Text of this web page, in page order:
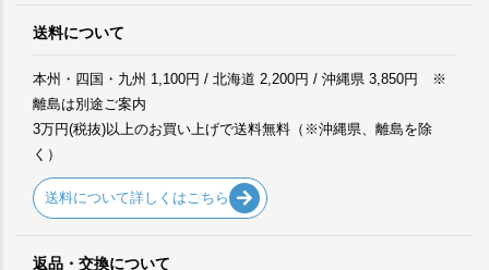
送料について
本州・四国・九州 1,100円 / 北海道 2,200円 / 沖縄県 3,850円 ※
離島は別途ご案内
3万円(税抜)以上のお買い上げで送料無料（※沖縄県、離島を除
く）
送料について詳しくはこちら
返品・交換について